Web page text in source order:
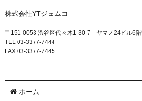
株式会社YTジェムコ
〒151-0053 渋谷区代々木1-30-7 ヤマノ24ビル6階
TEL 03-3377-7444
FAX 03-3377-7445
ホーム